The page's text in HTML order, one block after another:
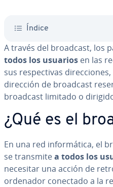
Índice
A través del broadcast, los
todos los usuarios en las
sus re­s­pe­c­ti­vas
dirección de broadcast
broadcast limitado o
¿Qué es el
En una red in­fo­r­má­ti­ca, el
se transmitea todos los
necesitar una acción de
ordenador conectado a la